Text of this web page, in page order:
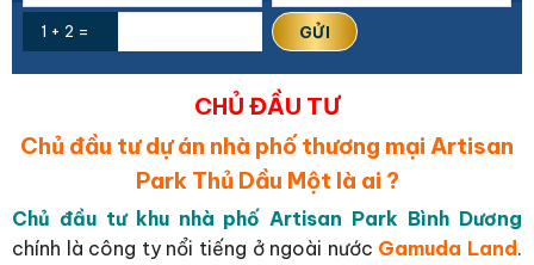
1 + 2 =
CHỦ ĐẦU TƯ
Chủ đầu tư dự án nhà phố thương mại Artisan
Park Thủ Dầu Một là ai ?
Chủ đầu tư khu nhà phố Artisan Park Bình Dương
chính là công ty nổi tiếng ở ngoài nước Gamuda Land .